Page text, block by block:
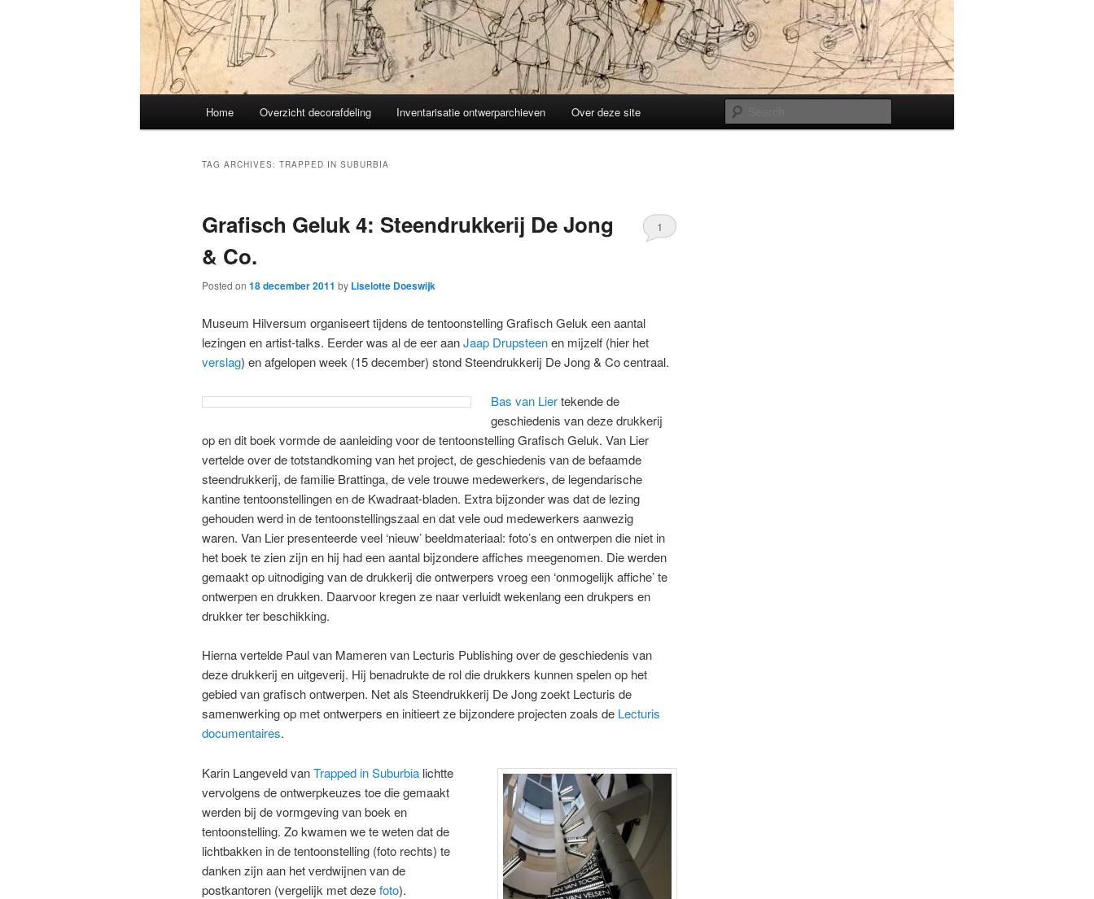
Home Overzicht decorafdeling Inventarisatie ontwerparchieven Over deze site
TAG ARCHIVES: TRAPPED IN SUBURBIA
Grafisch Geluk 4: Steendrukkerij De Jong
& Co.
Posted on 18 december 2011 by Liselotte Doeswijk
1
Museum Hilversum organiseert tijdens de tentoonstelling Grafisch Geluk een aantal
lezingen en artist-talks. Eerder was al de eer aanJaap Drupsteenen mijzelf (hier het
verslag) en afgelopen week (15 december) stond Steendrukkerij De Jong & Co centraal.
Bas van Liertekende de
geschiedenis van deze drukkerij
op en dit boek vormde de aanleiding voor de tentoonstelling Grafisch Geluk. Van Lier
vertelde over de totstandkoming van het project, de geschiedenis van de befaamde
steendrukkerij, de familie Brattinga, de vele trouwe medewerkers, de legendarische
kantine tentoonstellingen en de Kwadraat-bladen. Extra bijzonder was dat de lezing
gehouden werd in de tentoonstellingszaal en dat vele oud medewerkers aanwezig
waren. Van Lier presenteerde veel ‘nieuw’ beeldmateriaal: foto’s en ontwerpen die niet in
het boek te zien zijn en hij had een aantal bijzondere affiches meegenomen. Die werden
gemaakt op uitnodiging van de drukkerij die ontwerpers vroeg een ‘onmogelijk affiche’ te
ontwerpen en drukken. Daarvoor kregen ze naar verluidt wekenlang een drukpers en
drukker ter beschikking.
Hierna vertelde Paul van Mameren van Lecturis Publishing over de geschiedenis van
deze drukkerij en uitgeverij. Hij benadrukte de rol die drukkers kunnen spelen op het
gebied van grafisch ontwerpen. Net als Steendrukkerij De Jong zoekt Lecturis de
samenwerking op met ontwerpers en initieert ze bijzondere projecten zoals de Lecturis
documentaires.
Karin Langeveld vanTrapped in Suburbia lichtte
vervolgens de ontwerpkeuzes toe die gemaakt
werden bij de vormgeving van boek en
tentoonstelling. Zo kwamen we te weten dat de
lichtbakken in de tentoonstelling (foto rechts) te
danken zijn aan het verdwijnen van de
postkantoren (vergelijk met dezefoto).